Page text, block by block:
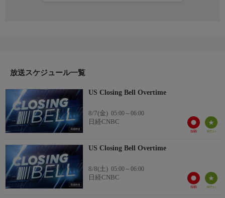
放送スケジュール一覧
US Closing Bell Overtime
8/7(金) 05:00～06:00
日経CNBC
US Closing Bell Overtime
8/8(土) 05:00～06:00
日経CNBC